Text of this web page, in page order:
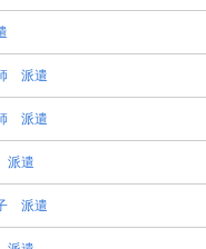
派遣
派遣
遣
派遣